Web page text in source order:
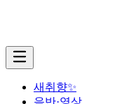
새취향✨
음반·영상